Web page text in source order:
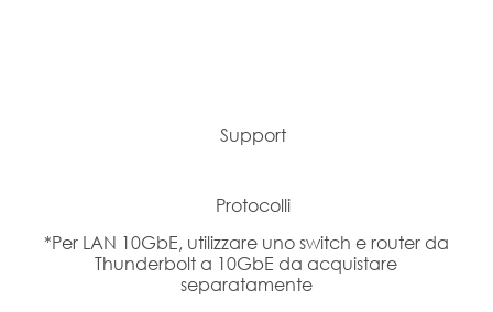
Support
Protocolli
*Per LAN 10GbE, utilizzare uno switch e router da
Thunderbolt a 10GbE da acquistare
separatamente